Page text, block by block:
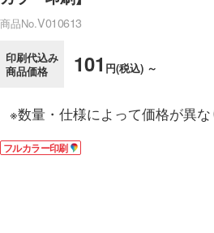
商品No.V010613
印刷代込み
商品価格
101 円(税込) ～
※数量・仕様によって価格が異
フルカラー印刷